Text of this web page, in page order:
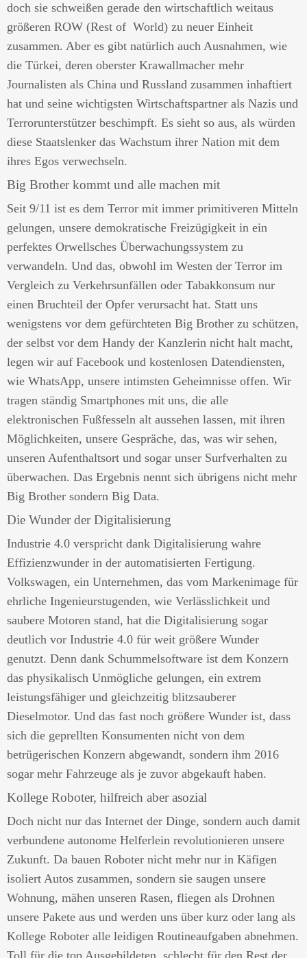
doch sie schweißen gerade den wirtschaftlich weitaus
größeren ROW (Rest of World) zu neuer Einheit
zusammen. Aber es gibt natürlich auch Ausnahmen, wie
die Türkei, deren oberster Krawallmacher mehr
Journalisten als China und Russland zusammen inhaftiert
hat und seine wichtigsten Wirtschaftspartner als Nazis und
Terrorunterstützer beschimpft. Es sieht so aus, als würden
diese Staatslenker das Wachstum ihrer Nation mit dem
ihres Egos verwechseln.
Big Brother kommt und alle machen mit
Seit 9/11 ist es dem Terror mit immer primitiveren Mitteln
gelungen, unsere demokratische Freizügigkeit in ein
perfektes Orwellsches Überwachungssystem zu
verwandeln. Und das, obwohl im Westen der Terror im
Vergleich zu Verkehrsunfällen oder Tabakkonsum nur
einen Bruchteil der Opfer verursacht hat. Statt uns
wenigstens vor dem gefürchteten Big Brother zu schützen,
der selbst vor dem Handy der Kanzlerin nicht halt macht,
legen wir auf Facebook und kostenlosen Datendiensten,
wie WhatsApp, unsere intimsten Geheimnisse offen. Wir
tragen ständig Smartphones mit uns, die alle
elektronischen Fußfesseln alt aussehen lassen, mit ihren
Möglichkeiten, unsere Gespräche, das, was wir sehen,
unseren Aufenthaltsort und sogar unser Surfverhalten zu
überwachen. Das Ergebnis nennt sich übrigens nicht mehr
Big Brother sondern Big Data.
Die Wunder der Digitalisierung
Industrie 4.0 verspricht dank Digitalisierung wahre
Effizienzwunder in der automatisierten Fertigung.
Volkswagen, ein Unternehmen, das vom Markenimage für
ehrliche Ingenieurstugenden, wie Verlässlichkeit und
saubere Motoren stand, hat die Digitalisierung sogar
deutlich vor Industrie 4.0 für weit größere Wunder
genutzt. Denn dank Schummelsoftware ist dem Konzern
das physikalisch Unmögliche gelungen, ein extrem
leistungsfähiger und gleichzeitig blitzsauberer
Dieselmotor. Und das fast noch größere Wunder ist, dass
sich die geprellten Konsumenten nicht von dem
betrügerischen Konzern abgewandt, sondern ihm 2016
sogar mehr Fahrzeuge als je zuvor abgekauft haben.
Kollege Roboter, hilfreich aber asozial
Doch nicht nur das Internet der Dinge, sondern auch damit
verbundene autonome Helferlein revolutionieren unsere
Zukunft. Da bauen Roboter nicht mehr nur in Käfigen
isoliert Autos zusammen, sondern sie saugen unsere
Wohnung, mähen unseren Rasen, fliegen als Drohnen
unsere Pakete aus und werden uns über kurz oder lang als
Kollege Roboter alle leidigen Routineaufgaben abnehmen.
Toll für die top Ausgebildeten, schlecht für den Rest der